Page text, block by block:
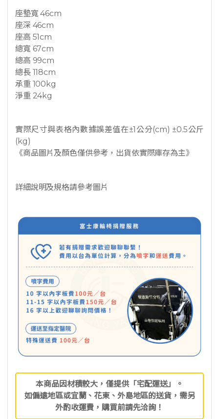
座墊寬 46cm
座深 46cm
座高 51cm
總寬 67cm
總高 99cm
總長 118cm
承重 100kg
淨重 24kg
實際尺寸與表格內數據誤差值在±1公分(cm) ±0.5公斤
(kg)
《商品圖片及顏色僅供參考，出貨依實際庫存為主》
詳細說明及規格請參考圖片
本商品因材積較大，僅提供「宅配運送」。
如偏遠地區或宜蘭、花東、外島地區的送貨，需另
外酌收運費，購買前請先洽詢！